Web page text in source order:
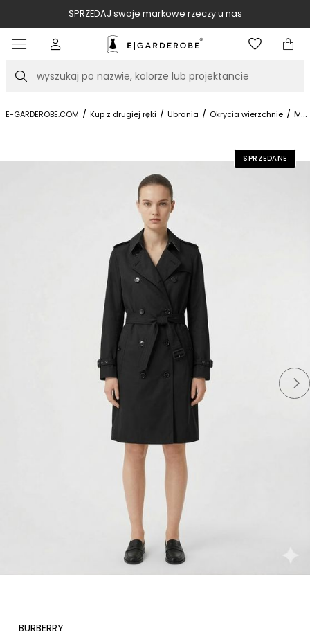
SPRZEDAJ swoje markowe rzeczy u nas
Szukaj
E-GARDEROBE.COM / Kup z drugiej ręki / Ubrania / Okrycia wierzchnie / ...
SPRZEDANE
BURBERRY